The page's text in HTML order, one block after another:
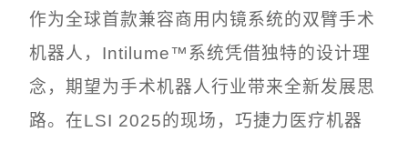
作为全球首款兼容商用内镜系统的双臂手术
机器人，Intilume™系统凭借独特的设计理
念，期望为手术机器人行业带来全新发展思
路。在LSI 2025的现场，巧捷力医疗机器